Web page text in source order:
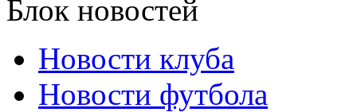
Блок новостей
Новости клуба
Новости футбола